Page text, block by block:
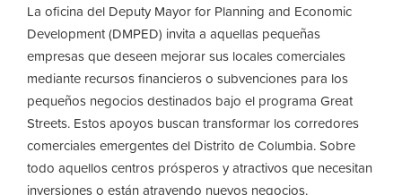
La oficina del Deputy Mayor for Planning and Economic
Development (DMPED) invita a aquellas pequeñas
empresas que deseen mejorar sus locales comerciales
mediante recursos financieros o subvenciones para los
pequeños negocios destinados bajo el programa Great
Streets. Estos apoyos buscan transformar los corredores
comerciales emergentes del Distrito de Columbia. Sobre
todo aquellos centros prósperos y atractivos que necesitan
inversiones o están atrayendo nuevos negocios.